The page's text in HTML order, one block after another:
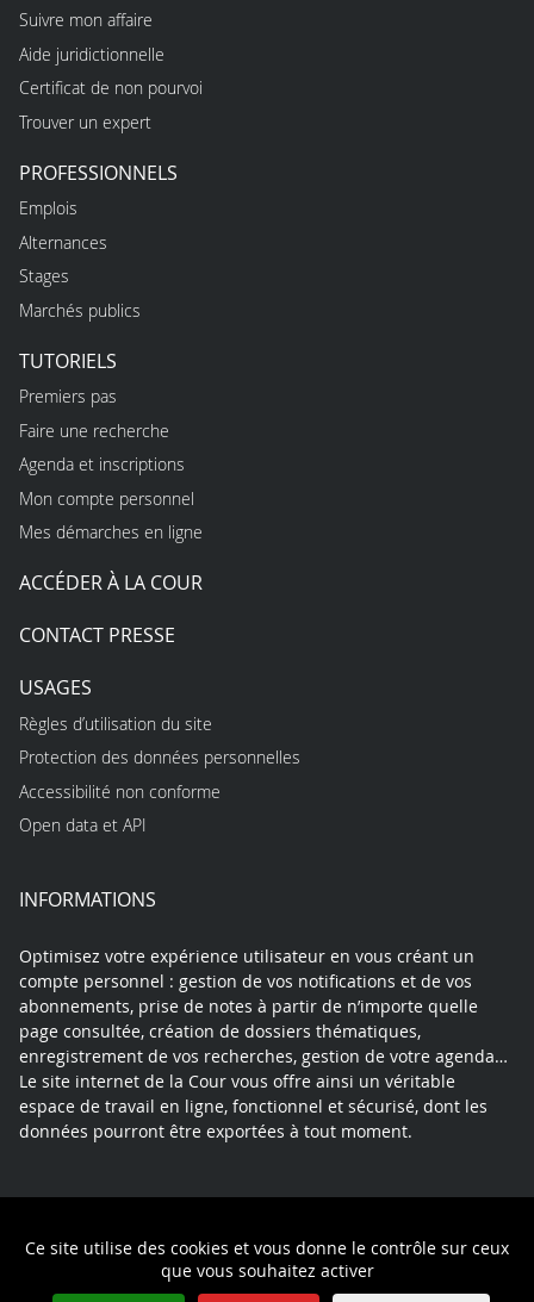
Ce site utilise des cookies et vous donne le contrôle sur ceux
que vous souhaitez activer
Suivre mon affaire
Aide juridictionnelle
Certificat de non pourvoi
Trouver un expert
PROFESSIONNELS
Emplois
Alternances
Stages
Marchés publics
TUTORIELS
Premiers pas
Faire une recherche
Agenda et inscriptions
Mon compte personnel
Mes démarches en ligne
ACCÉDER À LA COUR
CONTACT PRESSE
USAGES
Règles d’utilisation du site
Protection des données personnelles
Accessibilité non conforme
Open data et API
INFORMATIONS
Optimisez votre expérience utilisateur en vous créant un
compte personnel : gestion de vos notifications et de vos
abonnements, prise de notes à partir de n’importe quelle
page consultée, création de dossiers thématiques,
enregistrement de vos recherches, gestion de votre agenda…
Le site internet de la Cour vous offre ainsi un véritable
espace de travail en ligne, fonctionnel et sécurisé, dont les
données pourront être exportées à tout moment.
Politique de confidentialité